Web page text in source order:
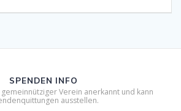
SPENDEN INFO
gemeinnütziger Verein anerkannt und kann
ausstellen.